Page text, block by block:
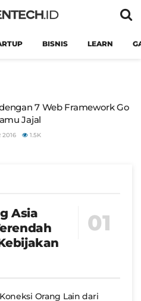
BISNIS LEARN
7 Web Framework Go
Jajal
2016 1.5K
Asia
Orang Lain dari